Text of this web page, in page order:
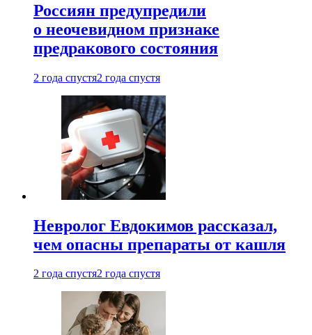
Россиян предупредили
о неочевидном признаке
предракового состояния
2 года спустя2 года спустя
Невролог Евдокимов рассказал,
чем опасны препараты от кашля
2 года спустя2 года спустя